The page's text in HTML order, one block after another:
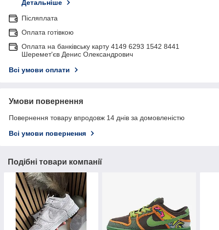
Детальніше
Післяплата
Оплата готівкою
Оплата на банківську карту 4149 6293 1542 8441
Шеремет'єв Денис Олександрович
Всі умови оплати
Умови повернення
Повернення товару впродовж 14 днів за домовленістю
Всі умови повернення
Подібні товари компанії